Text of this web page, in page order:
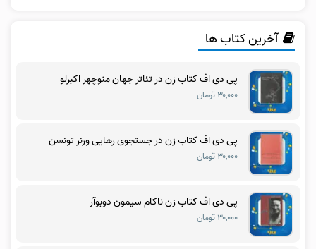
آخرین کتاب ها
پی دی اف کتاب زن در تئاتر جهان منوچهر اکبرلو
۳۰,۰۰۰ تومان
پی دی اف کتاب زن در جستجوی رهایی ورنر تونسن
۳۰,۰۰۰ تومان
پی دی اف کتاب زن ناکام سیمون دوبوآر
۳۰,۰۰۰ تومان